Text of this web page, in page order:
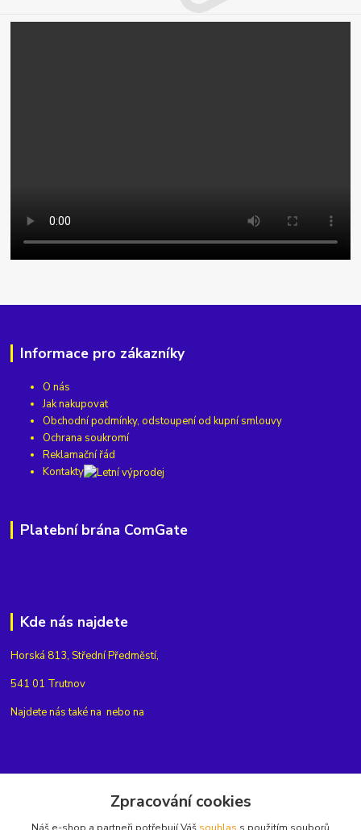
Informace pro zákazníky
O nás
Jak nakupovat
Obchodní podmínky, odstoupení od kupní smlouvy
Ochrana soukromí
Reklamační řád
Kontakty
Platební brána ComGate
Kde nás najdete
Horská 813, Střední Předměstí,
541 01 Trutnov
Najdete nás také na nebo na
Zpracování cookies